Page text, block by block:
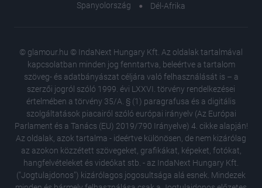
Spanyolország
Dél-Afrika
© glamour.hu © IndaNext Hungary Kft. Az oldalak tartalmával
kapcsolatban minden jog fenntartva, beleértve a tartalom
szöveg- és adatbányászat céljára való felhasználását is – a
szerzői jogról szóló 1999. évi LXXVI. törvény rendelkezései
értelmében a törvény 35/A. § (1) paragrafusa és a digitális
szolgáltatások piacairól szóló európai irányelv (Az Európai
Parlament és a Tanács (EU) 2019/790 Irányelve) 4. cikke alapján!
Az oldalak, azok tartalma - ideértve különösen, de nem kizárólag
az azokon közzétett szövegeket, grafikákat, képeket, fotókat,
hangfelvételeket és videókat stb. - az IndaNext Hungary Kft.
("Jogtulajdonos") kizárólagos jogosultsága alá esnek. Mindezek